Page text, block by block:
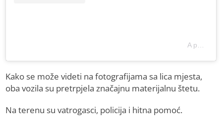
Kako se može videti na fotografijama sa lica mjesta,
oba vozila su pretrpjela značajnu materijalnu štetu.
Na terenu su vatrogasci, policija i hitna pomoć.